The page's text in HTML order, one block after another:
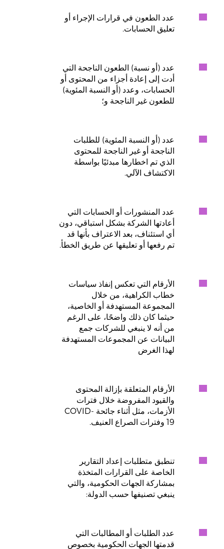
عدد الطعون في قرارات الإجراء أو
تعليق الحسابات.
عدد (أو نسبة) الطعون الناجحة التي
أدت إلى إعادة أجزاء من المحتوى أو
الحسابات، وعدد (أو النسبة المئوية)
للطعون غير الناجحة و؛
عدد (أو النسبة المئوية) للطلبات
الناجحة أو غير الناجحة للمحتوى
الذي تم اخطارها مبدئيًا بواسطة
الاكتشاف الآلي.
عدد المنشورات أو الحسابات التي
أعادتها الشركة بشكل استباقي، دون
أي استئناف، بعد الاعتراف بأنها قد
تم رفعها أو تعليقها عن طريق الخطأ.
الأرقام التي تعكس إنفاذ سياسات
خطاب الكراهية، من خلال
المجموعة المستهدفة أو الخاصية،
حيثما كان ذلك واضحًا، على الرغم
من أنه لا ينبغي للشركات جمع
البيانات عن المجموعات المستهدفة
لهذا الغرض
الأرقام المتعلقة بإزالة المحتوى
والقيود المفروضة خلال فترات
الأزمات، مثل أثناء جائحة COVID-
19 وفترات الصراع العنيف.
تنطبق متطلبات إعداد التقارير
الخاصة على القرارات المتخذة
بمشاركة الجهات الحكومية، والتي
ينبغي تصنيفها حسب الدولة:
عدد الطلبات أو المطالبات التي
قدمتها الجهات الحكومية بخصوص